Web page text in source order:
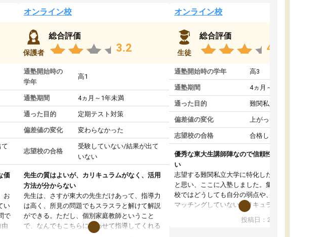
価
お
い
で
オンライン校
保護者
総合評価
3.2
通塾開始時の
学年
高1
通塾期間 4ヵ月～1年未満
通った目的 定期テスト対策
偏差値の変化 変わらなかった
志望校の合格
受験していない/結果が出て
いない
先生の質はよいが、カリキュラムがなく、活用
方法が分からない
先生は、さすが東大の先生だけあって、指導力
は高く、所見の問題でもスラスラと解けて解説
ができる。ただし、個別家庭教師ということ
で、なんでもこちらに合わせて指導してくれる
のだが、具体的なカリキュラムがない。当方
オンライン校
生徒
総合評価
4.4
通塾開始時の学年 高3
通塾期間 4ヵ月～1年未満
通った目的 難関私立受験対策
偏差値の変化 上がった
志望校の合格 合格した
優秀な東大生講師陣なので信頼性や安心感が高
い
志望する難関私立大学に特化した準備をしたい
と思い、ここに入塾しました。集団指導の予備
校ではどうしても自分の弱点や、志望校対策に
マッチングしていないカリキュラムに不安を感
また受験のノウハウを蓄積している優秀な東大
投稿日：2024年02月19日